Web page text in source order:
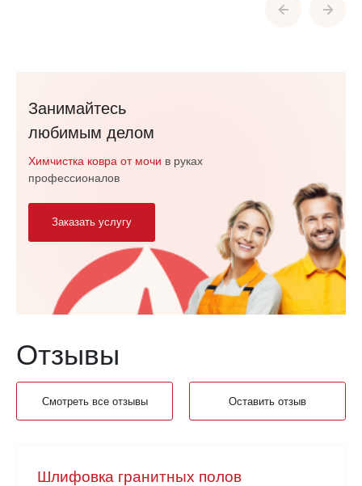
Занимайтесь
любимым делом
Химчистка ковра от мочи в руках
профессионалов
Заказать услугу
Отзывы
Смотреть все отзывы Оставить отзыв
Шлифовка гранитных полов